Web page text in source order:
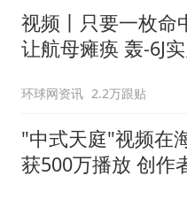
视频丨只要一枚命
让航母瘫痪 轰-6J
环球网资讯 2.2万跟贴
"中式天庭"视频在
获500万播放 创作